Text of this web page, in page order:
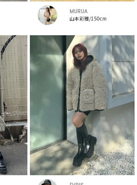
MURUA
山本彩雅/150cm